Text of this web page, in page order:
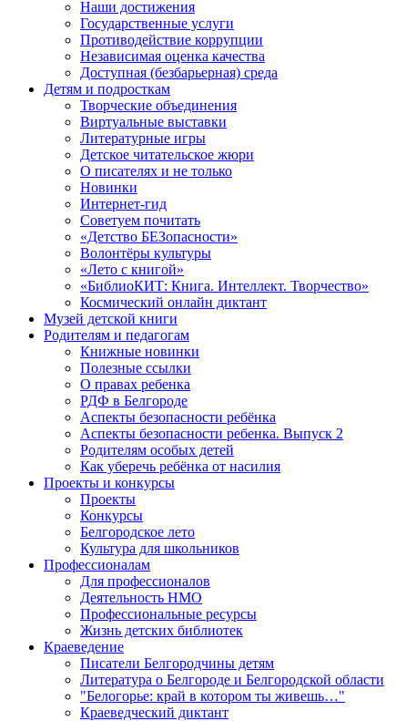
Наши достижения
Государственные услуги
Противодействие коррупции
Независимая оценка качества
Доступная (безбарьерная) среда
Детям и подросткам
Творческие объединения
Виртуальные выставки
Литературные игры
Детское читательское жюри
О писателях и не только
Новинки
Интернет-гид
Советуем почитать
«Детство БЕЗопасности»
Волонтёры культуры
«Лето с книгой»
«БиблиоКИТ: Книга. Интеллект. Творчество»
Космический онлайн диктант
Музей детской книги
Родителям и педагогам
Книжные новинки
Полезные ссылки
О правах ребенка
РДФ в Белгороде
Аспекты безопасности ребёнка
Аспекты безопасности ребенка. Выпуск 2
Родителям особых детей
Как уберечь ребёнка от насилия
Проекты и конкурсы
Проекты
Конкурсы
Белгородское лето
Культура для школьников
Профессионалам
Для профессионалов
Деятельность НМО
Профессиональные ресурсы
Жизнь детских библиотек
Краеведение
Писатели Белгородчины детям
Литература о Белгороде и Белгородской области
"Белогорье: край в котором ты живешь…"
Краеведческий диктант